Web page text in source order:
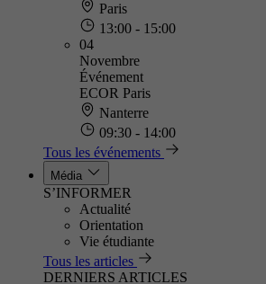
Paris
13:00 - 15:00
04
Novembre
Événement
ECOR Paris
Nanterre
09:30 - 14:00
Tous les événements
Média
S’INFORMER
Actualité
Orientation
Vie étudiante
Tous les articles
DERNIERS ARTICLES